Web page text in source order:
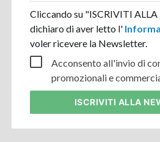
Cliccando su "ISCRIVITI ALLA
dichiaro di aver letto l'
voler ricevere la Newsletter.
Acconsento all'invio di
promozionali e
ISCRIVITI ALLA